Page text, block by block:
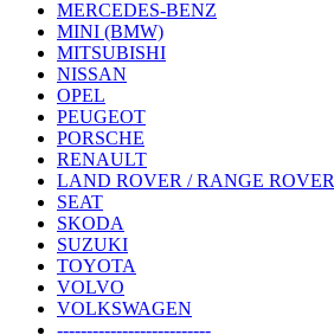
MERCEDES-BENZ
MINI (BMW)
MITSUBISHI
NISSAN
OPEL
PEUGEOT
PORSCHE
RENAULT
LAND ROVER / RANGE ROVER
SEAT
SKODA
SUZUKI
TOYOTA
VOLVO
VOLKSWAGEN
--------------------------